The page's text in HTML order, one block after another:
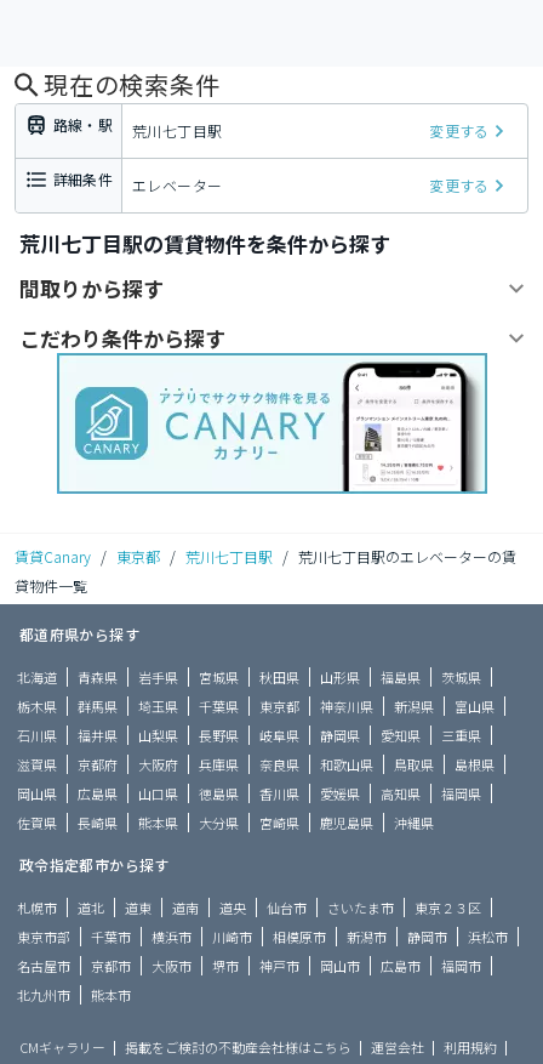
現在の検索条件
路線・駅 荒川七丁目駅 変更する
詳細条件 エレベーター 変更する
荒川七丁目駅の賃貸物件を条件から探す
間取りから探す
こだわり条件から探す
賃貸Canary / 東京都 / 荒川七丁目駅 / 荒川七丁目駅のエレベーターの賃
貸物件一覧
都道府県から探す
北海道 青森県 岩手県 宮城県 秋田県 山形県 福島県
茨城県
栃木県
群馬県 埼玉県 千葉県 東京都 神奈川県 新潟県
富山県
石川県
福井県 山梨県 長野県 岐阜県 静岡県 愛知県
三重県
滋賀県
京都府 大阪府 兵庫県 奈良県 和歌山県 鳥取県
島根県
岡山県
広島県 山口県 徳島県 香川県 愛媛県 高知県
福岡県
佐賀県
長崎県 熊本県 大分県 宮崎県 鹿児島県 沖縄県
政令指定都市から探す
札幌市 道北 道東 道南 道央 仙台市 さいたま市
東京２３区
東京市部
千葉市 横浜市 川崎市 相模原市 新潟市 静岡市
浜松市
名古屋市
京都市 大阪市 堺市 神戸市 岡山市 広島市
福岡市
北九州市
熊本市
CMギャラリー 掲載をご検討の不動産会社様はこちら 運営会社
利用規約